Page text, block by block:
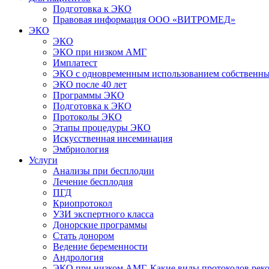
Подготовка к ЭКО
Правовая информация ООО «ВИТРОМЕД»
ЭКО
ЭКО
ЭКО при низком АМГ
Имплатест
ЭКО с одновременным использованием
ЭКО после 40 лет
Программы ЭКО
Подготовка к ЭКО
Протоколы ЭКО
Этапы процедуры ЭКО
Искусственная инсеминация
Эмбриология
Услуги
Анализы при бесплодии
Лечение бесплодия
ПГД
Криопротокол
УЗИ экспертного класса
Донорские программы
Стать донором
Ведение беременности
Андрология